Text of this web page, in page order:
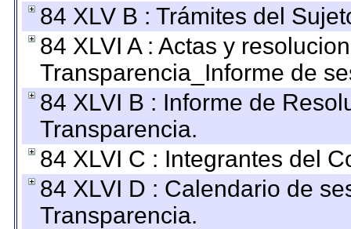
84 XLV B : Trámites del
84 XLVI A : Actas y
Transparencia_Informe de
84 XLVI B : Informe de
Transparencia.
84 XLVI C : Integrantes del
84 XLVI D : Calendario de
Transparencia.